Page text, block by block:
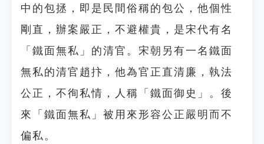
中的包拯，即是民間俗稱的包公，他個性
剛直，辦案嚴正，不避權貴，是宋代有名
「鐵面無私」的清官。宋朝另有一名鐵面
無私的清官趙抃，他為官正直清廉，執法
公正，不徇私情，人稱「鐵面御史」。後
來「鐵面無私」被用來形容公正嚴明而不
偏私。